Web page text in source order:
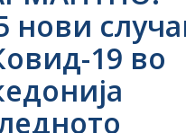
нови
19 во